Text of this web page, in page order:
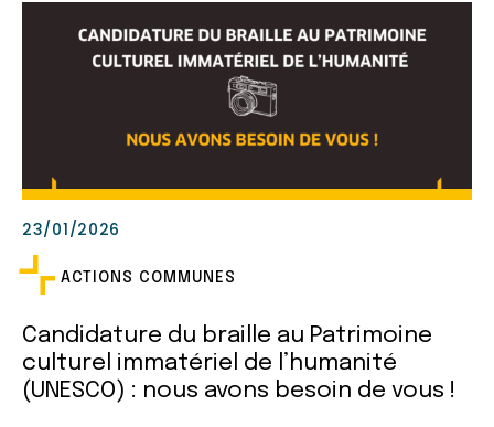
Candidature du braille au Patrimoine
culturel immatériel de l’humanité
(UNESCO) : nous avons besoin de vous !
23/01/2026
ACTIONS COMMUNES